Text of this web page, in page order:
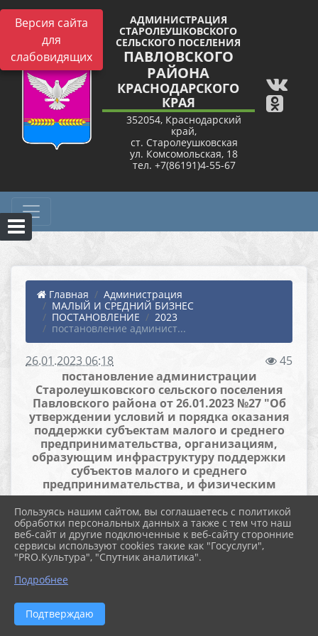
Версия сайта
для
слабовидящих
АДМИНИСТРАЦИЯ
СТАРОЛЕУШКОВСКОГО
СЕЛЬСКОГО ПОСЕЛЕНИЯ
ПАВЛОВСКОГО
РАЙОНА
КРАСНОДАРСКОГО
КРАЯ
352054, Краснодарский
край,
ст. Старолеушковская
ул. Комсомольская, 18
тел. +7(86191)4-55-67
Главная
Администрация
МАЛЫЙ И СРЕДНИЙ БИЗНЕС
ПОСТАНОВЛЕНИЕ
2023
постановление админист...
26.01.2023 06:18
45
постановление администрации
Старолеушковского сельского поселения
Павловского района от 26.01.2023 №27 "Об
утверждении условий и порядка оказания
поддержки субъектам малого и среднего
предпринимательства, организациям,
образующим инфраструктуру поддержки
субъектов малого и среднего
предпринимательства, и физическим
лицам, не являющимся индивидуальными
предпринимателями и применяющими
специальный налоговый режим «Налог на
профессиональный доход»"
НПД Старол. (336.5 KiB)
Пользуясь нашим сайтом, вы соглашаетесь с политикой
обработки персональных данных а также с тем что наш
веб-сайт и другие подключенные к веб-сайту сторонние
сервисы используют cookies такие как "Госуслуги",
"PRO.Культура", "Спутник аналитика".
Подробнее
Подтверждаю